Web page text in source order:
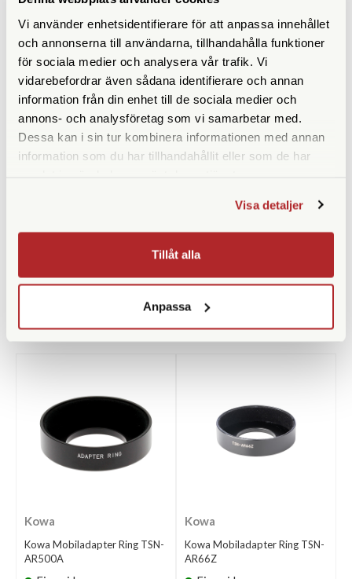
Vi använder enhetsidentifierare för att anpassa innehållet
och annonserna till användarna, tillhandahålla funktioner
för sociala medier och analysera vår trafik. Vi
vidarebefordrar även sådana identifierare och annan
information från din enhet till de sociala medier och
annons- och analysföretag som vi samarbetar med.
Dessa kan i sin tur kombinera informationen med annan
information som du har tillhandahållit eller som de har
Visa detaljer
Tillåt alla
Anpassa
13 Pro Max (TSN-IP13
PRO MAX RP)
Tillfälligt slut
1.490 SEK
LÄS MER
KÖP
Kowa Mobiladapter iPhone
12 (TSN-IP12 RP)
Finns i lager
LÄS MER
KÖP
ANDRA KÖPTE ÄVEN
Kowa
Kowa Mobiladapter Ring TSN-
AR500A
Kowa
Kowa Mobiladapter Ring TSN-
AR66Z